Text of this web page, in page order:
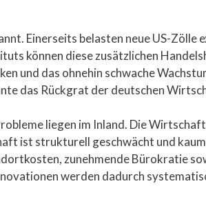
Einerseits belasten neue US-
können diese zusätzlichen
und das ohnehin schwache
das Rückgrat der deutschen
liegen im Inland. Die
ist strukturell geschwächt und
zunehmende Bürokratie
werden dadurch